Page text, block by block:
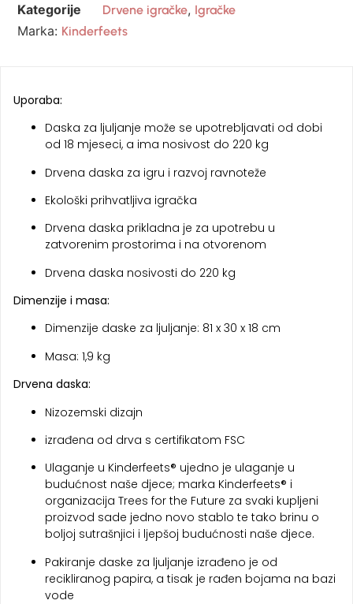
Kategorije
Drvene igračke, Igračke
Marka: Kinderfeets
Uporaba:
Daska za ljuljanje može se upotrebljavati od dobi
od 18 mjeseci, a ima nosivost do 220 kg
Drvena daska za igru i razvoj ravnoteže
Ekološki prihvatljiva igračka
Drvena daska prikladna je za upotrebu u
zatvorenim prostorima i na otvorenom
Drvena daska nosivosti do 220 kg
Dimenzije i masa:
Dimenzije daske za ljuljanje: 81 x 30 x 18 cm
Masa: 1,9 kg
Drvena daska:
Nizozemski dizajn
izrađena od drva s certifikatom FSC
Ulaganje u Kinderfeets® ujedno je ulaganje u
budućnost naše djece; marka Kinderfeets® i
organizacija Trees for the Future za svaki kupljeni
proizvod sade jedno novo stablo te tako brinu o
boljoj sutrašnjici i ljepšoj budućnosti naše djece.
Pakiranje daske za ljuljanje izrađeno je od
recikliranog papira, a tisak je rađen bojama na bazi
vode